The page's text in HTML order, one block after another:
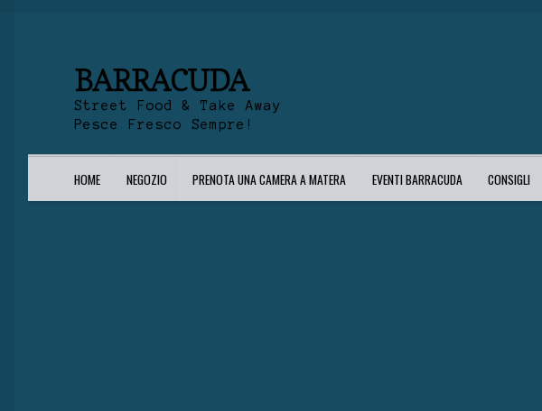
BARRACUDA
Street Food & Take Away
Pesce Fresco Sempre!
HOME NEGOZIO PRENOTA UNA CAMERA A MATERA EVENTI BARRACUDA CONSIGLI